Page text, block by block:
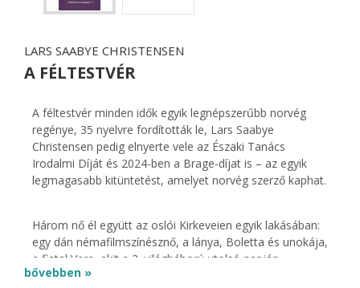
LARS SAABYE CHRISTENSEN
A FÉLTESTVÉR
A féltestvér minden idők egyik legnépszerűbb norvég
regénye, 35 nyelvre fordították le, Lars Saabye
Christensen pedig elnyerte vele az Északi Tanács
Irodalmi Díját és 2024-ben a Brage-díjat is – az egyik
legmagasabb kitüntetést, amelyet norvég szerző kaphat.
Három nő él együtt az oslói Kirkeveien egyik lakásában:
egy dán némafilmszínésznő, a lánya, Boletta és unokája,
a fiatal Vera, akit a 2. világháború utolsó napján
megerőszakolnak a ház szárítópadlásán. Kilenc hónappal
bővebben »